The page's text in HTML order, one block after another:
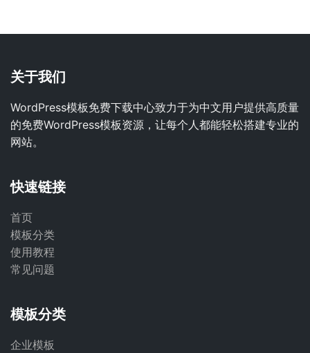
关于我们
WordPress模板免费下载中心致力于为中文用户提供高质量
的免费WordPress模板资源，让每个人都能轻松搭建专业的
网站。
快速链接
首页
模板分类
使用教程
常见问题
模板分类
企业模板